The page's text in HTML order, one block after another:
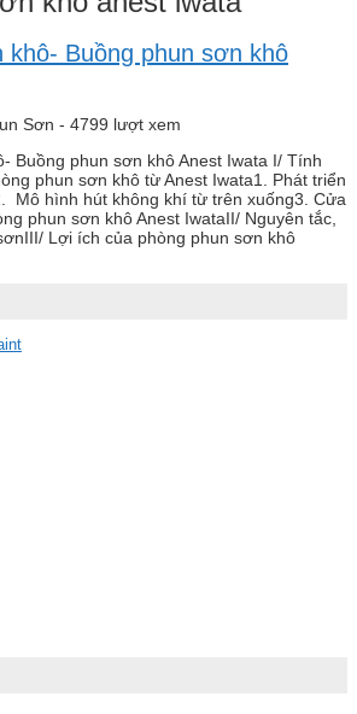
khô- Buồng phun sơn khô
Sơn - 4799 lượt xem
I/ Tính
phun sơn khô từ Anest Iwata1. Phát triển
Mô hình hút không khí từ trên xuống3. Cửa
phun sơn khô Anest IwataII/ Nguyên tắc,
Lợi ích của phòng phun sơn khô